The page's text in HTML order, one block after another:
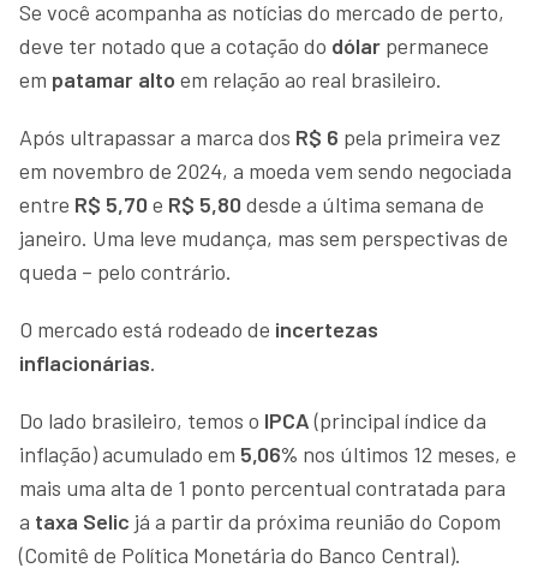
Se você acompanha as notícias do mercado de perto,
deve ter notado que a cotação do dólar permanece
em patamar alto em relação ao real brasileiro.
Após ultrapassar a marca dos R$ 6 pela primeira vez
em novembro de 2024, a moeda vem sendo negociada
entre R$ 5,70 e R$ 5,80 desde a última semana de
janeiro. Uma leve mudança, mas sem perspectivas de
queda – pelo contrário.
O mercado está rodeado de incertezas
inflacionárias.
Do lado brasileiro, temos o IPCA(principal índice da
inflação) acumulado em 5,06% nos últimos 12 meses, e
mais uma alta de 1 ponto percentual contratada para
a taxa Selic já a partir da próxima reunião do Copom
(Comitê de Política Monetária do Banco Central).